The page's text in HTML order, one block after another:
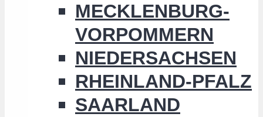
MECKLENBURG-
VORPOMMERN
NIEDERSACHSEN
RHEINLAND-PFALZ
SAARLAND